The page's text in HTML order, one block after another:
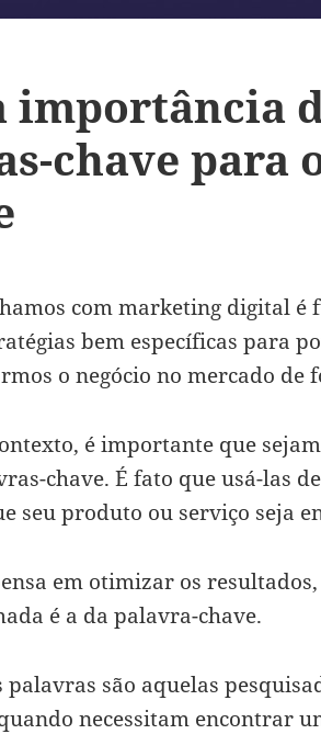
importância
chave para
com marketing digital é
bem específicas para
o negócio no mercado de
é importante que
chave. É fato que usá-las
seu produto ou serviço seja
em otimizar os
é a da palavra-chave.
palavras são aquelas
necessitam encontrar